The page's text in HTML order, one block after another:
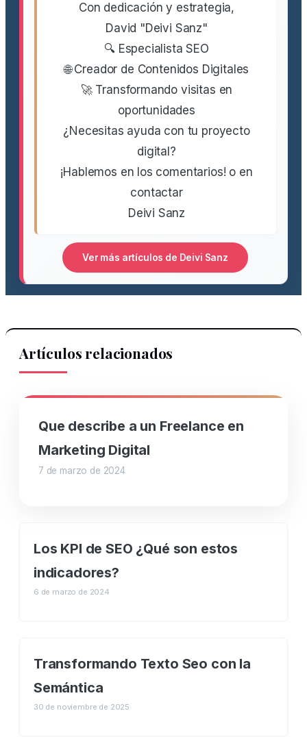
Con dedicación y estrategia,
David "Deivi Sanz"
🔍 Especialista SEO
🌐 Creador de Contenidos Digitales
🚀 Transformando visitas en
oportunidades
¿Necesitas ayuda con tu proyecto
digital?
¡Hablemos en los comentarios! o en
contactar
Deivi Sanz
Ver más artículos de Deivi Sanz
Artículos relacionados
Que describe a un Freelance en
Marketing Digital
7 de marzo de 2024
Los KPI de SEO ¿Qué son estos
indicadores?
6 de marzo de 2024
Transformando Texto Seo con la
Semántica
30 de noviembre de 2025